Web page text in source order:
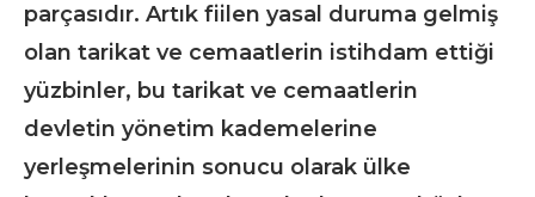
parçasıdır. Artık fiilen yasal duruma gelmiş
olan tarikat ve cemaatlerin istihdam ettiği
yüzbinler, bu tarikat ve cemaatlerin
devletin yönetim kademelerine
yerleşmelerinin sonucu olarak ülke